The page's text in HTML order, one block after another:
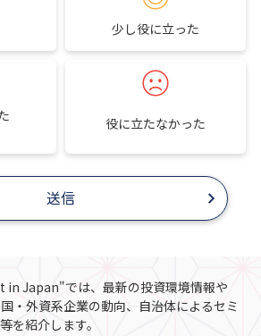
少し役に立った
役に立たなかった
送信
in Japan"では、最新の投資環境情報や
・外資系企業の動向、自治体によるセミ
を紹介します。